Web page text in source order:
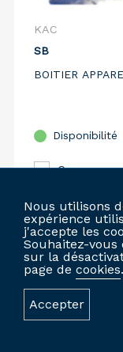
KAC
SB
BOITIER
Disponibilité
Comparer
Nous utilisons
expérience
j'accepte les
Souhaitez-vous
sur la
page de cookies.
Accepter
SITE WEB